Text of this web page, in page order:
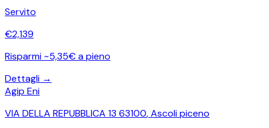
Servito
€2,139
Risparmi ~5,35€ a pieno
Dettagli →
Agip Eni
VIA DELLA REPUBBLICA 13 63100,Ascoli piceno